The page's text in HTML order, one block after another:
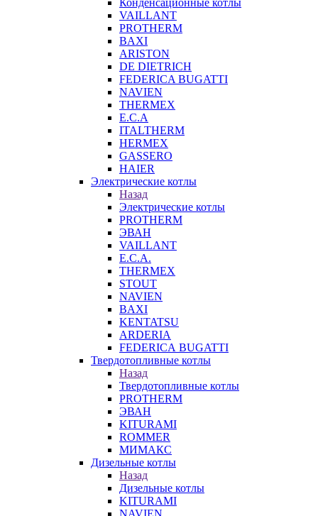
Конденсационные котлы
VAILLANT
PROTHERM
BAXI
ARISTON
DE DIETRICH
FEDERICA BUGATTI
NAVIEN
THERMEX
E.C.A
ITALTHERM
HERMEX
GASSERO
HAIER
Электрические котлы
Назад
Электрические котлы
PROTHERM
ЭВАН
VAILLANT
E.C.A.
THERMEX
STOUT
NAVIEN
BAXI
KENTATSU
ARDERIA
FEDERICА BUGATTI
Твердотопливные котлы
Назад
Твердотопливные котлы
PROTHERM
ЭВАН
KITURAMI
ROMMER
МИМАКС
Дизельные котлы
Назад
Дизельные котлы
KITURAMI
NAVIEN